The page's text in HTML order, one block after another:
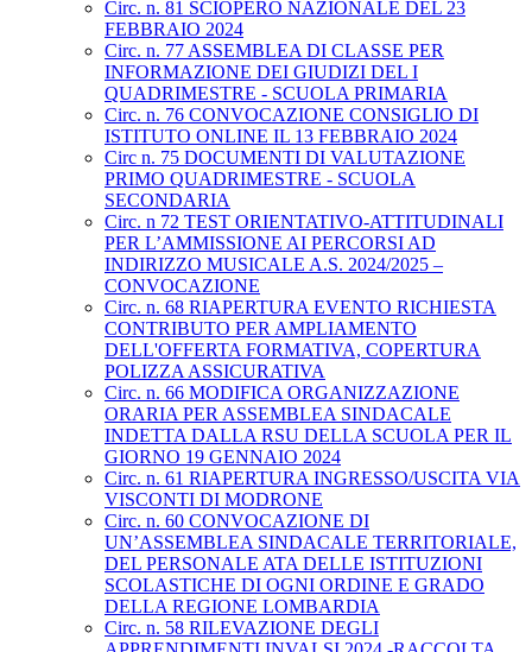
Circ. n. 81 SCIOPERO NAZIONALE DEL 23
FEBBRAIO 2024
Circ. n. 77 ASSEMBLEA DI CLASSE PER
INFORMAZIONE DEI GIUDIZI DEL I
QUADRIMESTRE - SCUOLA PRIMARIA
Circ. n. 76 CONVOCAZIONE CONSIGLIO DI
ISTITUTO ONLINE IL 13 FEBBRAIO 2024
Circ n. 75 DOCUMENTI DI VALUTAZIONE
PRIMO QUADRIMESTRE - SCUOLA
SECONDARIA
Circ. n 72 TEST ORIENTATIVO-ATTITUDINALI
PER L’AMMISSIONE AI PERCORSI AD
INDIRIZZO MUSICALE A.S. 2024/2025 –
CONVOCAZIONE
Circ. n. 68 RIAPERTURA EVENTO RICHIESTA
CONTRIBUTO PER AMPLIAMENTO
DELL'OFFERTA FORMATIVA, COPERTURA
POLIZZA ASSICURATIVA
Circ. n. 66 MODIFICA ORGANIZZAZIONE
ORARIA PER ASSEMBLEA SINDACALE
INDETTA DALLA RSU DELLA SCUOLA PER IL
GIORNO 19 GENNAIO 2024
Circ. n. 61 RIAPERTURA INGRESSO/USCITA VIA
VISCONTI DI MODRONE
Circ. n. 60 CONVOCAZIONE DI
UN’ASSEMBLEA SINDACALE TERRITORIALE,
DEL PERSONALE ATA DELLE ISTITUZIONI
SCOLASTICHE DI OGNI ORDINE E GRADO
DELLA REGIONE LOMBARDIA
Circ. n. 58 RILEVAZIONE DEGLI